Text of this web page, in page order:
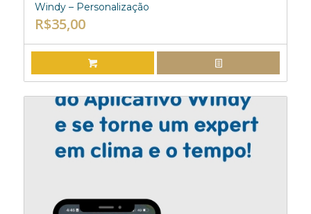
Windy – Personalização
R$35,00
ADICIONAR AO CARRINHO EXIBIR DETALHES